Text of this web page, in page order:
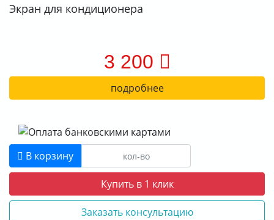
Экран для кондиционера
3 200
подробнее
В корзину
Купить в 1 клик
Заказать консультацию